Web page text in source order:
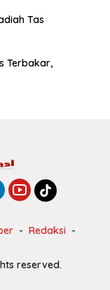
Tas
Terbakar,
Redaksi
reserved.